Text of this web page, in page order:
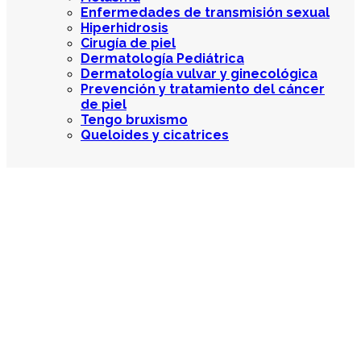
Enfermedades de transmisión sexual
Hiperhidrosis
Cirugía de piel
Dermatología Pediátrica
Dermatología vulvar y ginecológica
Prevención y tratamiento del cáncer
de piel
Tengo bruxismo
Queloides y cicatrices